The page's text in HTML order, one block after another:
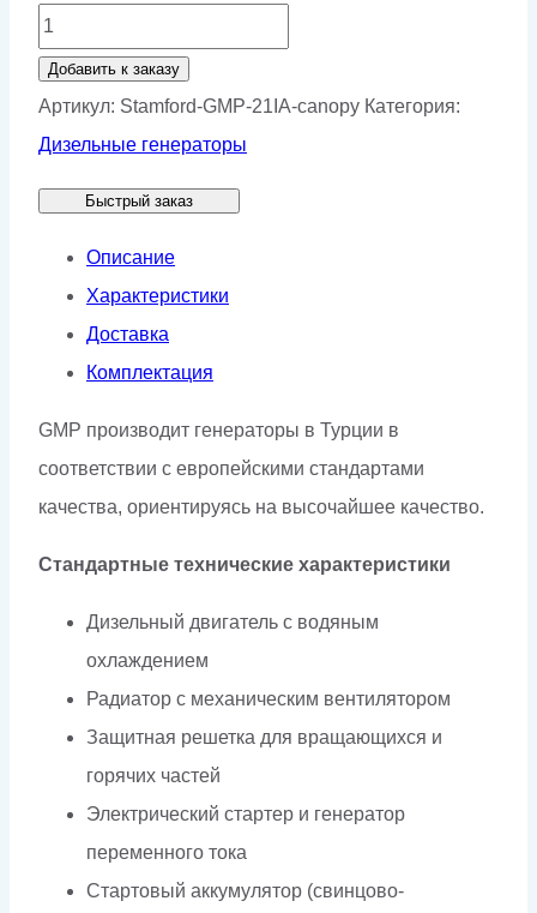
Количество
товара
Генератор
Stamford
21IA
кожухе
Добавить к заказу
Артикул: Stamford-GMP-21IA-canopy Категория:
Дизельные генераторы
Быстрый заказ
Описание
Характеристики
Доставка
Комплектация
GMP производит генераторы в Турции в
соответствии с европейскими стандартами
качества, ориентируясь на высочайшее качество.
Стандартные технические характеристики
Дизельный двигатель с водяным
охлаждением
Радиатор с механическим вентилятором
Защитная решетка для вращающихся и
горячих частей
Электрический стартер и генератор
переменного тока
Стартовый аккумулятор (свинцово-